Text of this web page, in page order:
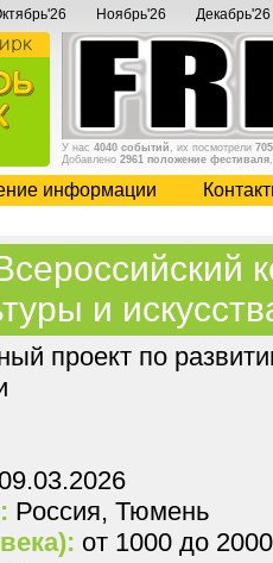
Ноябрь'26 Декабрь'26
У нас 4040 событий , их посмотрели
Добавлено 2961 положение фестиваля
информации
и
проект по
Россия, Тюмень
от 1000 до